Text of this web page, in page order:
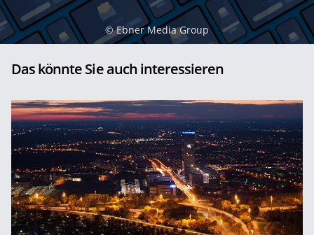
© Ebner Media Group
Das könnte Sie auch interessieren